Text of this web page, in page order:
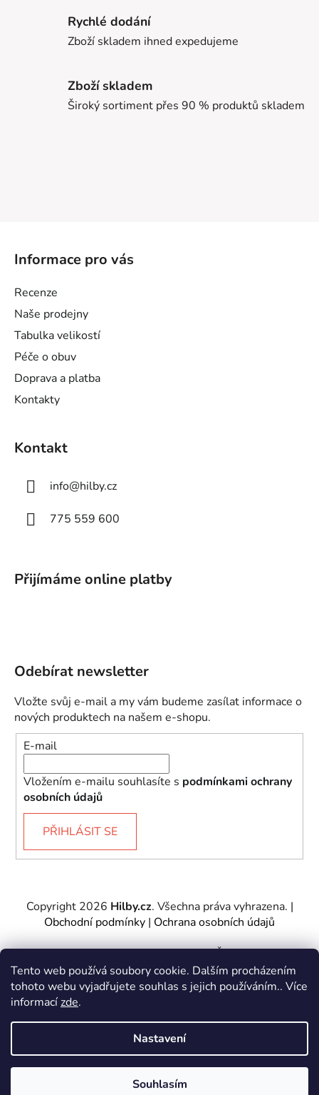
Tento web používá soubory cookie. Dalším procházením
tohoto webu vyjadřujete souhlas s jejich používáním.. Více
informacízde.
Nastavení
Souhlasím
Rychlé dodání
Zboží skladem ihned expedujeme
Zboží skladem
Široký sortiment přes 90 % produktů skladem
Informace pro vás
Recenze
Naše prodejny
Tabulka velikostí
Péče o obuv
Doprava a platba
Kontakty
Kontakt
info@hilby.cz
775 559 600
Přijímáme online platby
Odebírat newsletter
Vložte svůj e-mail a my vám budeme zasílat informace o
nových produktech na našem e-shopu.
E-mail
Vložením e-mailu souhlasíte s podmínkami ochrany
osobních údajů
PŘIHLÁSIT SE
Vytvořil Shoptet&PekneWeby
Copyright 2026 Hilby.cz. Všechna práva vyhrazena. |
Obchodní podmínky | Ochrana osobních údajů
Provozovatel e-shopu: Hilby CZ s.r.o., IČ: 27467317, se
sídlem Soukenická 2082/7,11000 Praha 1 – Nové
Město.
Společnost je zapsána u Městského soudu v Praze -